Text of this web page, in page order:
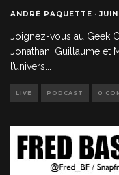
ANDRÉ PAQUETTE ·
Joignez-vous au Geek
Jonathan, Guillaume et
l’univers
LIVE PODCAST 0